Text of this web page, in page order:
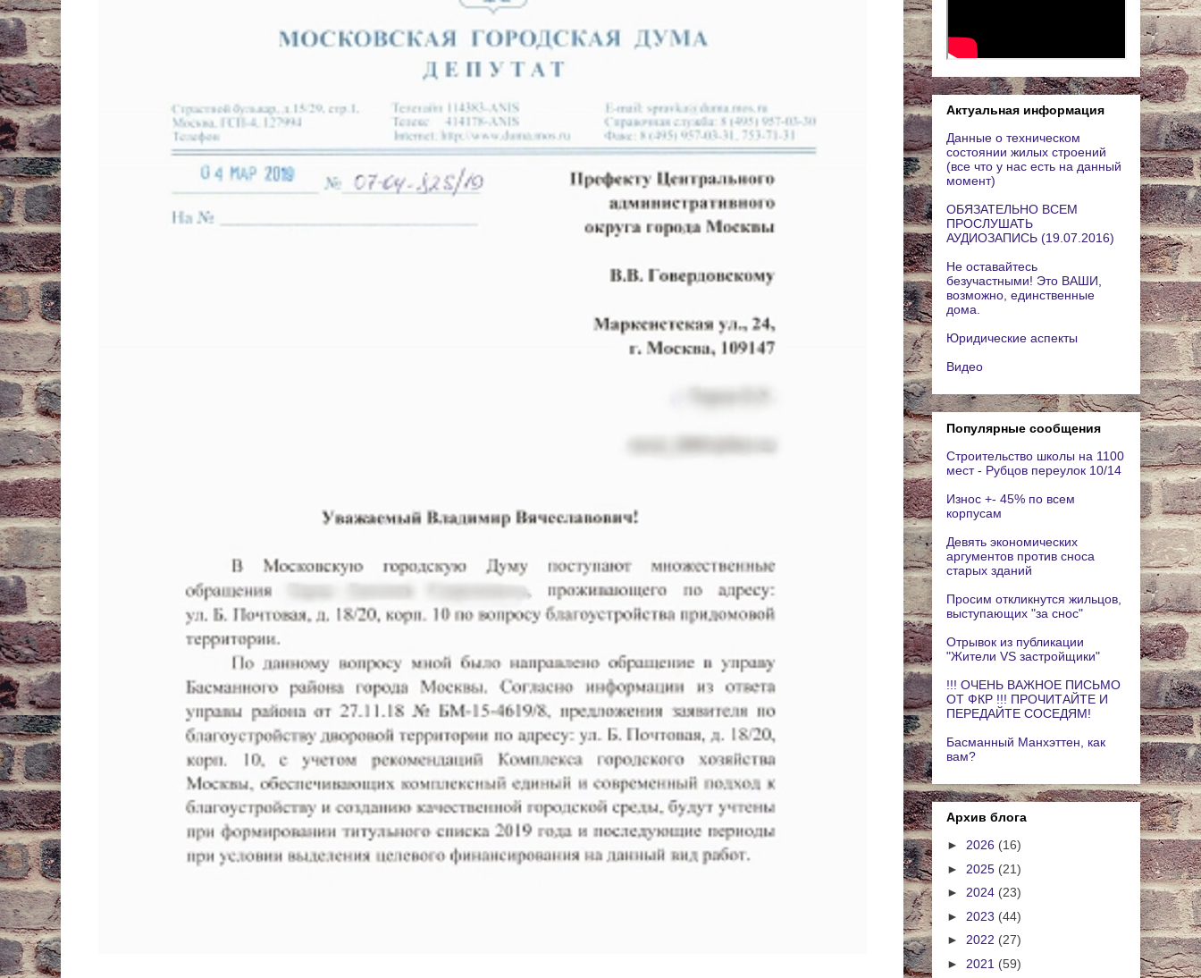
Актуальная информация
Данные о техническом
состоянии жилых строений
(все что у нас есть на данный
момент)
ОБЯЗАТЕЛЬНО ВСЕМ
ПРОСЛУШАТЬ
АУДИОЗАПИСЬ (19.07.2016)
Не оставайтесь
безучастными! Это ВАШИ,
возможно, единственные
дома.
Юридические аспекты
Видео
Популярные сообщения
Строительство школы на 1100
мест - Рубцов переулок 10/14
Износ +- 45% по всем
корпусам
Девять экономических
аргументов против сноса
старых зданий
Просим откликнутся жильцов,
выступающих "за снос"
Отрывок из публикации
"Жители VS застройщики"
!!! ОЧЕНЬ ВАЖНОЕ ПИСЬМО
ОТ ФКР !!! ПРОЧИТАЙТЕ И
ПЕРЕДАЙТЕ СОСЕДЯМ!
Басманный Манхэттен, как
вам?
Архив блога
► 2026 (16)
► 2025 (21)
► 2024 (23)
► 2023 (44)
► 2022 (27)
► 2021 (59)